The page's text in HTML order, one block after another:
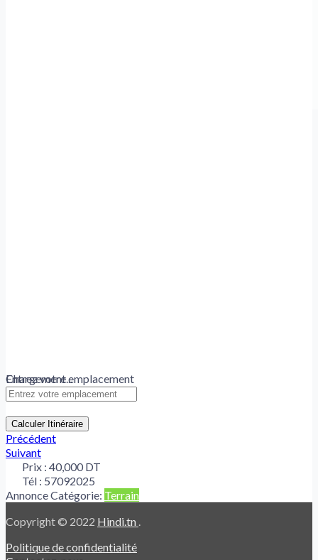
Chargement...
Entrez votre emplacement
Calculer Itinéraire
Précédent
Suivant
Prix : 40,000 DT
Tél : 57092025
Annonce Catégorie: Terrain
Copyright © 2022 Hindi.tn .
Politique de confidentialité